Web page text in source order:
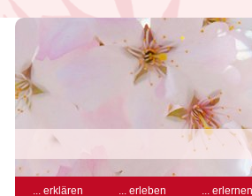
... erklären ... erleben ... erlernen